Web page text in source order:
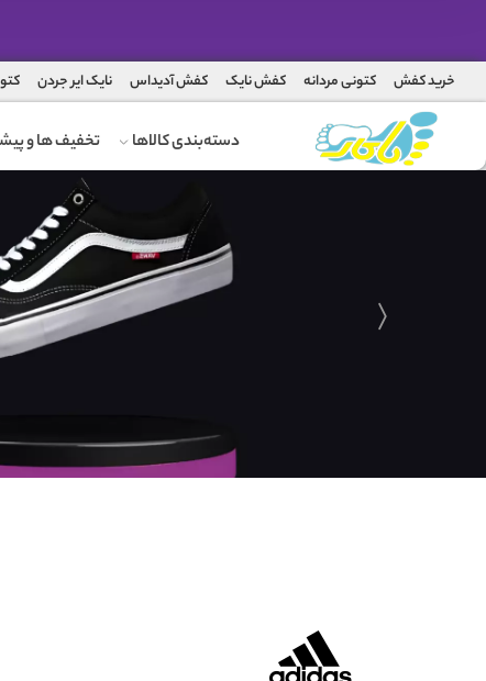
خرید کفش کتونی مردانه کفش نایک کفش آدیداس نایک ایر جردن
دسته‌بندی کالاها تخفیف ها و